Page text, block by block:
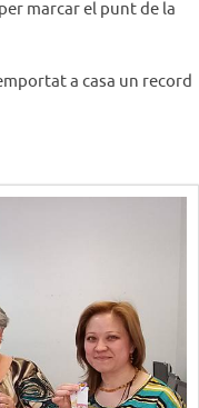
marcar el punt de la
a casa un record